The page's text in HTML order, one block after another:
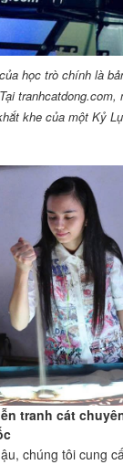
học trò chính là
tranhcatdong.com,
khe của một Kỷ
tranh cát
chúng tôi cung